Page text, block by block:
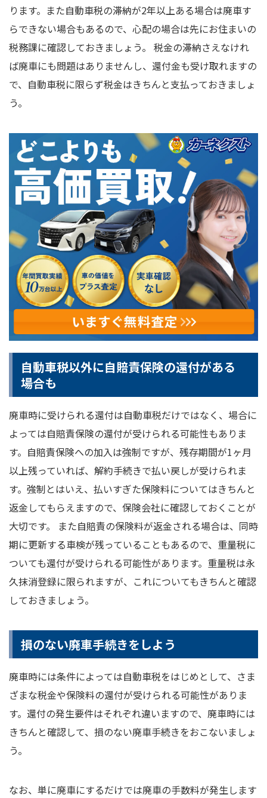
ります。また自動車税の滞納が2年以上ある場合は廃車す
らできない場合もあるので、心配の場合は先にお住まいの
税務課に確認しておきましょう。 税金の滞納さえなけれ
ば廃車にも問題はありませんし、還付金も受け取れますの
で、自動車税に限らず税金はきちんと支払っておきましょ
う。
自動車税以外に自賠責保険の還付がある
場合も
廃車時に受けられる還付は自動車税だけではなく、場合に
よっては自賠責保険の還付が受けられる可能性もありま
す。自賠責保険への加入は強制ですが、残存期間が1ヶ月
以上残っていれば、解約手続きで払い戻しが受けられま
す。強制とはいえ、払いすぎた保険料についてはきちんと
返金してもらえますので、保険会社に確認しておくことが
大切です。 また自賠責の保険料が返金される場合は、同時
期に更新する車検が残っていることもあるので、重量税に
ついても還付が受けられる可能性があります。重量税は永
久抹消登録に限られますが、これについてもきちんと確認
しておきましょう。
損のない廃車手続きをしよう
廃車時には条件によっては自動車税をはじめとして、さま
ざまな税金や保険料の還付が受けられる可能性がありま
す。還付の発生要件はそれぞれ違いますので、廃車時には
きちんと確認して、損のない廃車手続きをおこないましょ
う。
なお、単に廃車にするだけでは廃車の手数料が発生します